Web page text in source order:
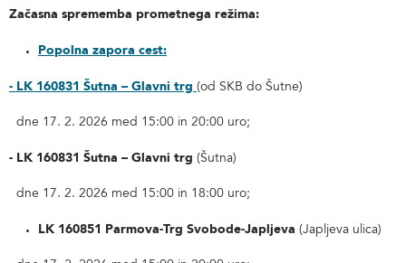
Začasna sprememba prometnega režima:
Popolna zapora cest:
- LK 160831 Šutna – Glavni trg (od SKB do Šutne)
dne 17. 2. 2026 med 15:00 in 20:00 uro;
- LK 160831 Šutna – Glavni trg (Šutna)
dne 17. 2. 2026 med 15:00 in 18:00 uro;
LK 160851 Parmova-Trg Svobode-Japljeva (Japljeva ulica)